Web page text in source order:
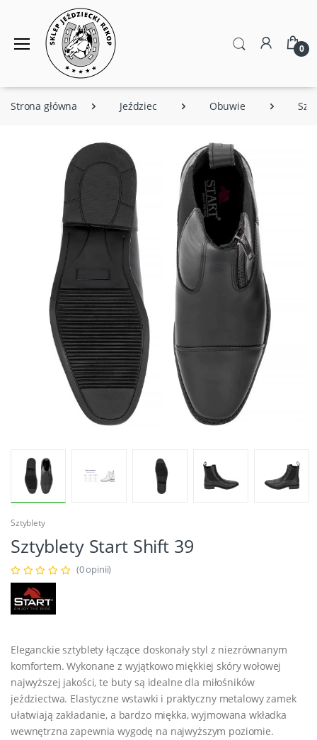
0
Strona główna Jeździec Obuwie
Sztyblety
Sztyblety Start Shift 39
(0 opinii)
Eleganckie sztyblety łączące doskonały styl z niezrównanym
komfortem. Wykonane z wyjątkowo miękkiej skóry wołowej
najwyższej jakości, te buty są idealne dla miłośników
jeździectwa. Elastyczne wstawki i praktyczny metalowy zamek
ułatwiają zakładanie, a bardzo miękka, wyjmowana wkładka
wewnętrzna zapewnia wygodę na najwyższym poziomie.